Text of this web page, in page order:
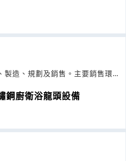
造、規劃及銷售。主要銷售環保
廚衛浴龍頭設備